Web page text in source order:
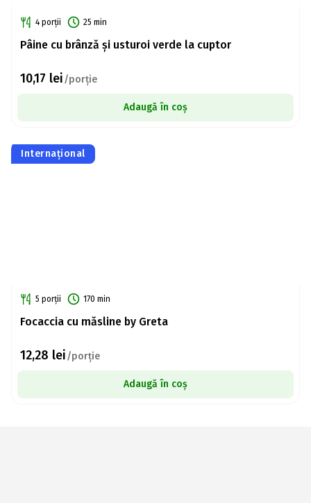
4 porții 25 min
Pâine cu brânză și usturoi verde la cuptor
10,17 lei/porție
Adaugă în coș
Internațional
5 porții 170 min
Focaccia cu măsline by Greta
12,28 lei/porție
Adaugă în coș